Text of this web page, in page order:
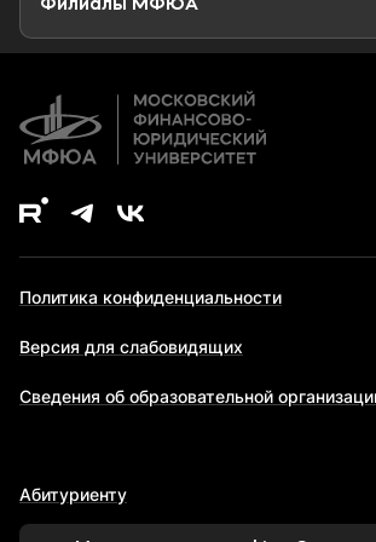
Дополнительное образование
Филиалы МФЮА
Политика конфиденциальности
Версия для слабовидящих
Сведения об образовательной
Абитуриенту